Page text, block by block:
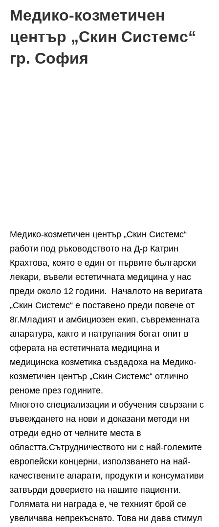
Медико-козметичен
център „Скин Системс“
гр. София
Медико-козметичен център „Скин Системс“
работи под ръководството на Д-р Катрин
Крахтова, която е един от първите български
лекари, въвели естетичната медицина у нас
преди около 12 години. Началото на веригата
„Скин Системс“ е поставено преди повече от
8г.Младият и амбициозен екип, съвременната
апаратура, както и натрупания богат опит в
сферата на естетичната медицина и
медицинска козметика създадоха на Медико-
козметичен център „Скин Системс“ отлично
реноме през годините.
Многото специализации и обучения свързани с
въвеждането на нови и доказани методи ни
отреди едно от челните места в
областта.Сътрудничеството ни с най-големите
европейски концерни, използването на най-
качествените апарати, продукти и консумативи
затвърди доверието на нашите пациенти.
Голямата ни награда е, че техният брой се
увеличава непрекъснато. Това ни дава стимул